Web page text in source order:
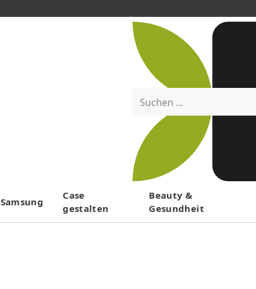
Menü
Suchen ...
Samsung
Case
gestalten
Beauty &
Gesundheit